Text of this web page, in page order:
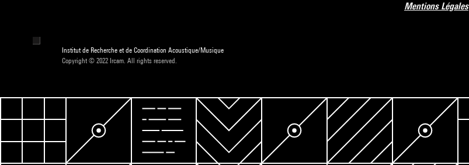
Mentions Légales
Institut de Recherche et de Coordination Acoustique/Musique
Copyright © 2022 Ircam. All rights reserved.